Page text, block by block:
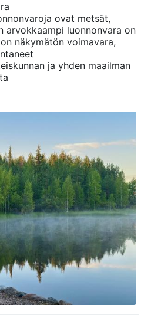
ovat metsät,
arvokkaampi luonnonvara on
näkymätön voimavara,
ja yhden maailman